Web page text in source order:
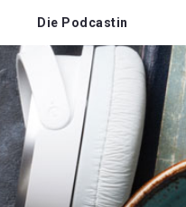
Die Podcastin